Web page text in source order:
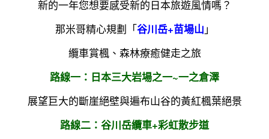
新的一年您想要感受新的日本旅遊風情嗎？
那米哥精心規劃「谷川岳+苗場山 」
纜車賞楓、森林療癒健走之旅
路線一：日本三大岩場之一~一之倉澤
展望巨大的斷崖絕壁與遍布山谷的黃紅楓葉絕景
路線二：谷川岳纜車+彩虹散步道